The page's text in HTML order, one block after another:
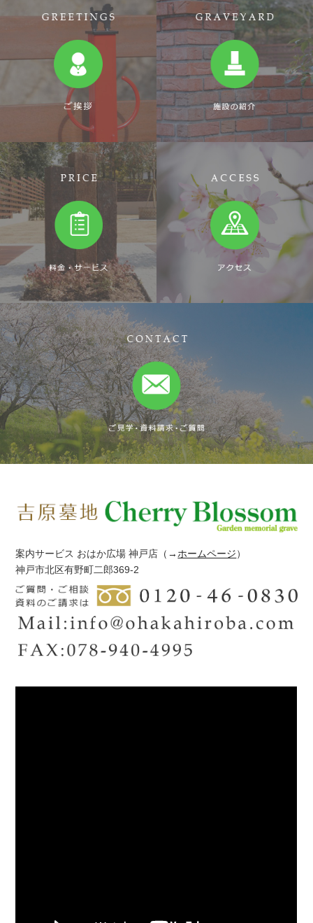
案内サービス おはか広場 神戸店 （→ ホームページ）
神戸市北区有野町二郎369-2